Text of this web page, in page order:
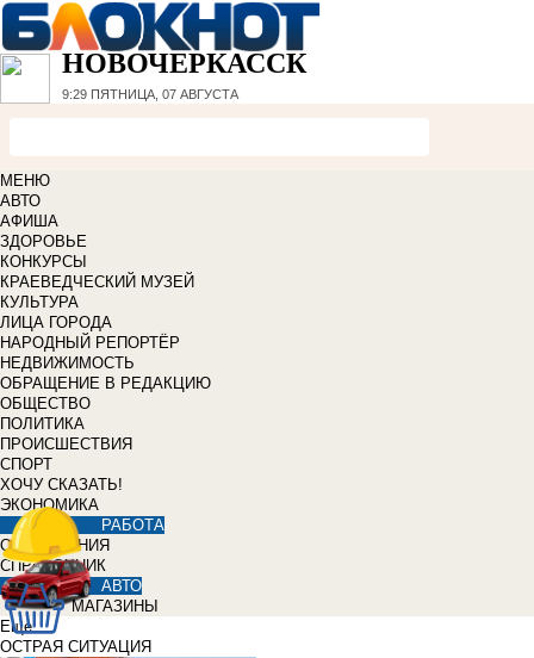
НОВОЧЕРКАССК
9:29 ПЯТНИЦА, 07 АВГУСТА
МЕНЮ
АВТО
АФИША
ЗДОРОВЬЕ
КОНКУРСЫ
КРАЕВЕДЧЕСКИЙ МУЗЕЙ
КУЛЬТУРА
ЛИЦА ГОРОДА
НАРОДНЫЙ РЕПОРТЁР
НЕДВИЖИМОСТЬ
ОБРАЩЕНИЕ В РЕДАКЦИЮ
ОБЩЕСТВО
ПОЛИТИКА
ПРОИСШЕСТВИЯ
СПОРТ
ХОЧУ СКАЗАТЬ!
ЭКОНОМИКА
РАБОТА
ОБЪЯВЛЕНИЯ
СПРАВОЧНИК
АВТО
МАГАЗИНЫ
Еще
ОСТРАЯ СИТУАЦИЯ